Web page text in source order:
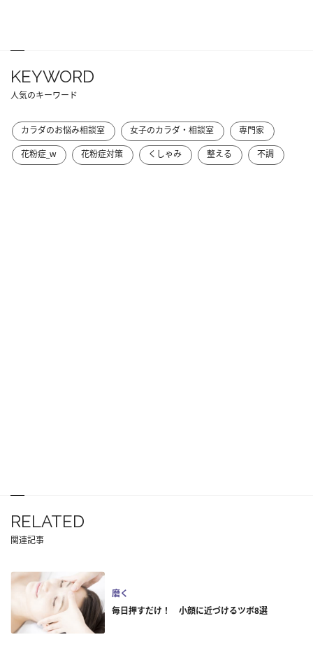
KEYWORD
人気のキーワード
カラダのお悩み相談室 女子のカラダ・相談室
専門家
花粉症_w
花粉症対策 くしゃみ 整える 不調
RELATED
関連記事
磨く
毎日押すだけ！ 小顔に近づけるツボ8選